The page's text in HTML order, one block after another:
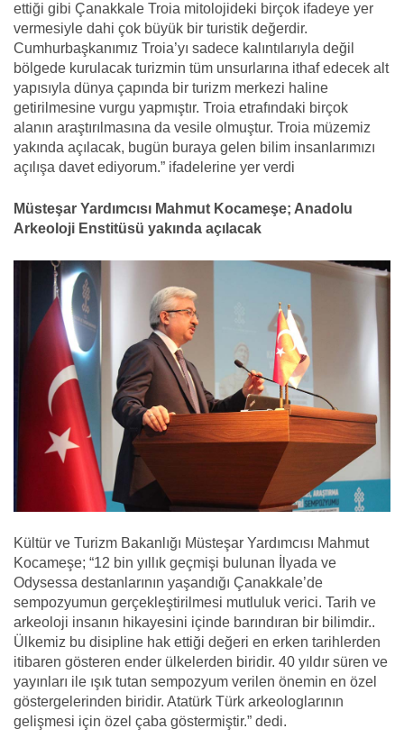
ettiği gibi Çanakkale Troia mitolojideki birçok ifadeye yer
vermesiyle dahi çok büyük bir turistik değerdir.
Cumhurbaşkanımız Troia’yı sadece kalıntılarıyla değil
bölgede kurulacak turizmin tüm unsurlarına ithaf edecek alt
yapısıyla dünya çapında bir turizm merkezi haline
getirilmesine vurgu yapmıştır. Troia etrafındaki birçok
alanın araştırılmasına da vesile olmuştur. Troia müzemiz
yakında açılacak, bugün buraya gelen bilim insanlarımızı
açılışa davet ediyorum.” ifadelerine yer verdi
Müsteşar Yardımcısı Mahmut Kocameşe; Anadolu
Arkeoloji Enstitüsü yakında açılacak
Kültür ve Turizm Bakanlığı Müsteşar Yardımcısı Mahmut
Kocameşe; “12 bin yıllık geçmişi bulunan İlyada ve
Odysessa destanlarının yaşandığı Çanakkale’de
sempozyumun gerçekleştirilmesi mutluluk verici. Tarih ve
arkeoloji insanın hikayesini içinde barındıran bir bilimdir..
Ülkemiz bu disipline hak ettiği değeri en erken tarihlerden
itibaren gösteren ender ülkelerden biridir. 40 yıldır süren ve
yayınları ile ışık tutan sempozyum verilen önemin en özel
göstergelerinden biridir. Atatürk Türk arkeologlarının
gelişmesi için özel çaba göstermiştir.” dedi.